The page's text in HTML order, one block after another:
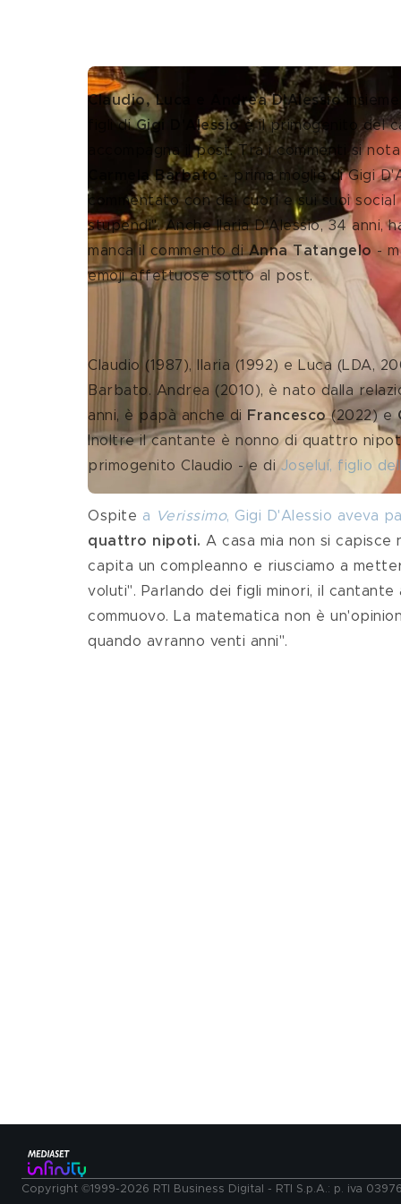
Claudio, Luca e Andrea D'Alessio
figli di Gigi D'Alessio è il primogenito del
accompagna il post. Tra i commenti si
Carmela Barbato - prima moglie di Gigi
commentato con dei cuori e sui suoi
stupendi". Anche Ilaria D'Alessio, 34 anni,
manca il commento di Anna Tatangelo -
emoji affettuose sotto al post.
Claudio (1987), Ilaria (1992) e Luca (LDA,
Barbato. Andrea (2010), è nato dalla
anni, è papà anche di
Francesco (2022) e
Inoltre il cantante è nonno di quattro
primogenito Claudio - e di Joseluí, figlio
Ospite a Verissimo, Gigi D'Alessio aveva
quattro nipoti. A casa mia non si
capita un compleanno e riusciamo a
voluti". Parlando dei figli minori, il cantante
commuovo. La matematica non è
quando avranno venti anni".
Copyright ©1999-2026 RTI Business Digital - RTI S.p.A.: p. iva